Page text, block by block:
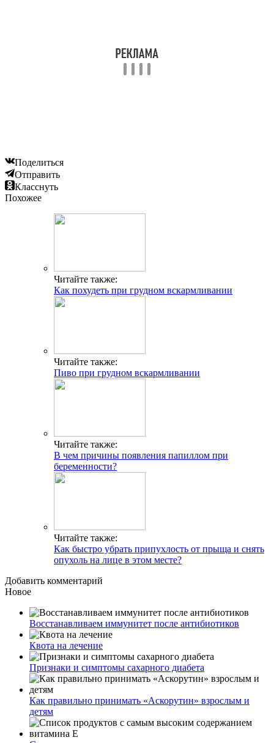
Поделиться
Отправить
Класснуть
Похожее
Читайте также:
Как похудеть при грудном вскармливании
Читайте также:
Пиво при грудном вскармливании
Читайте также:
В чем причины появления папиллом при
беременности?
Читайте также:
Как быстро убрать припухлость от прыща и снять
опухоль на лице в этом месте?
Добавить комментарий
Новое
Восстанавливаем иммунитет после антибиотиков
Квота на лечение
Признаки и симптомы сахарного диабета
Как правильно принимать «Аскорутин» взрослым и
детям